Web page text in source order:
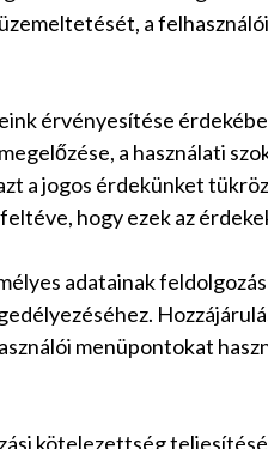
a
érvényesítése
a használati
a jogos érdekünket
hogy ezek az
adatainak
menüpontokat
kötelezettség